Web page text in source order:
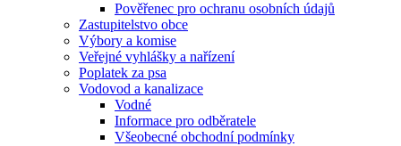
Pověřenec pro ochranu osobních údajů
Zastupitelstvo obce
Výbory a komise
Veřejné vyhlášky a nařízení
Poplatek za psa
Vodovod a kanalizace
Vodné
Informace pro odběratele
Všeobecné obchodní podmínky